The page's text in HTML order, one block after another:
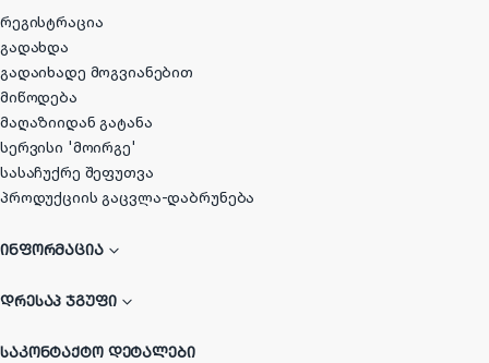
რეგისტრაცია
გადახდა
გადაიხადე მოგვიანებით
მიწოდება
მაღაზიიდან გატანა
სერვისი 'მოირგე'
სასაჩუქრე შეფუთვა
პროდუქციის გაცვლა-დაბრუნება
ᲘᲜᲤᲝᲠᲛᲐᲪᲘᲐ
ᲓᲠᲔᲡᲐᲞ ᲯᲒᲣᲤᲘ
ᲡᲐᲙᲝᲜᲢᲐᲥᲢᲝ ᲓᲔᲢᲐᲚᲔᲑᲘ